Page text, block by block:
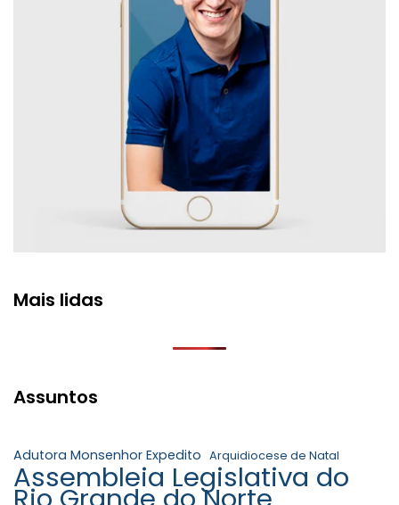
Mais lidas
Assuntos
Adutora Monsenhor Expedito Arquidiocese de Natal
Assembleia Legislativa do